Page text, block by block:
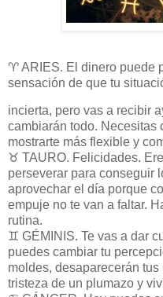
♈ ARIES. El dinero puede
sensación de que tu
incierta, pero vas a recibir
cambiarán todo. Necesitas
mostrarte más flexible y
♉ TAURO. Felicidades.
perseverar para conseguir
aprovechar el día porque
empuje no te van a faltar.
rutina.
♊ GÉMINIS. Te vas a dar
puedes cambiar tu
moldes, desaparecerán
tristeza de un plumazo y